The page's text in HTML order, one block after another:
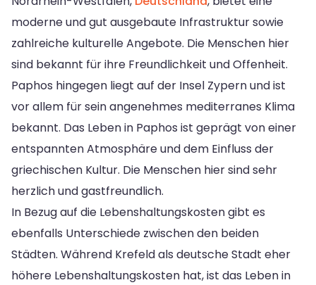
moderne und gut ausgebaute Infrastruktur sowie
zahlreiche kulturelle Angebote. Die Menschen hier
sind bekannt für ihre Freundlichkeit und Offenheit.
Paphos hingegen liegt auf der Insel Zypern und ist
vor allem für sein angenehmes mediterranes Klima
bekannt. Das Leben in Paphos ist geprägt von einer
entspannten Atmosphäre und dem Einfluss der
griechischen Kultur. Die Menschen hier sind sehr
herzlich und gastfreundlich.
In Bezug auf die Lebenshaltungskosten gibt es
ebenfalls Unterschiede zwischen den beiden
Städten. Während Krefeld als deutsche Stadt eher
höhere Lebenshaltungskosten hat, ist das Leben in